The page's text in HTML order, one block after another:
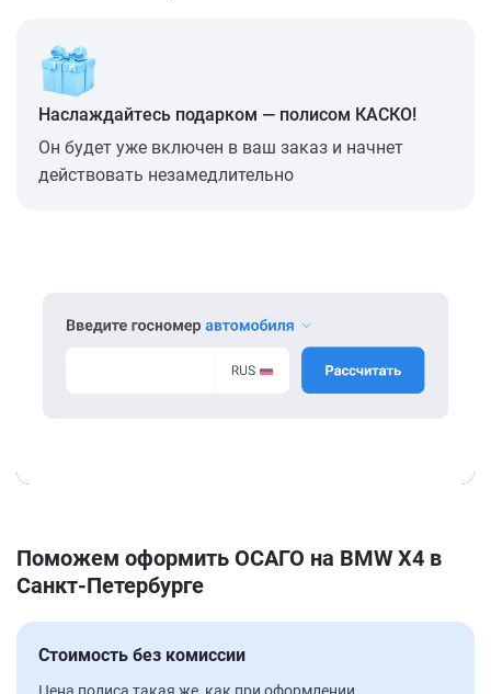
Наслаждайтесь подарком — полисом КАСКО!
Он будет уже включен в ваш заказ и начнет
действовать незамедлительно
Поможем оформить ОСАГО на BMW X4 в
Санкт-Петербурге
Стоимость без комиссии